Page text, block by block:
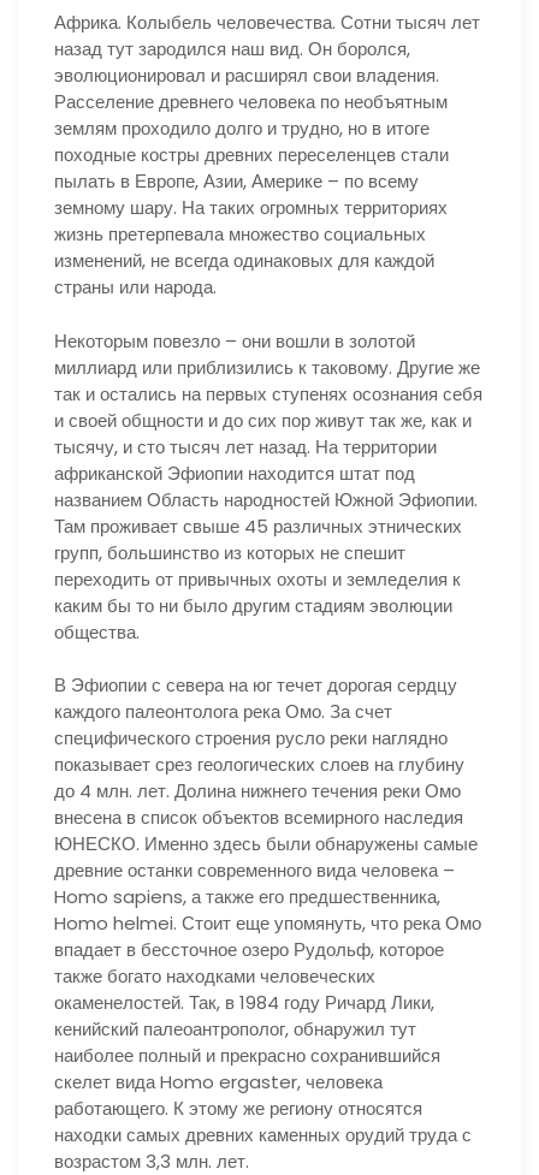
Африка. Колыбель человечества. Сотни тысяч лет
назад тут зародился наш вид. Он боролся,
эволюционировал и расширял свои владения.
Расселение древнего человека по необъятным
землям проходило долго и трудно, но в итоге
походные костры древних переселенцев стали
пылать в Европе, Азии, Америке – по всему
земному шару. На таких огромных территориях
жизнь претерпевала множество социальных
изменений, не всегда одинаковых для каждой
страны или народа.
Некоторым повезло – они вошли в золотой
миллиард или приблизились к таковому. Другие же
так и остались на первых ступенях осознания себя
и своей общности и до сих пор живут так же, как и
тысячу, и сто тысяч лет назад. На территории
африканской Эфиопии находится штат под
названием Область народностей Южной Эфиопии.
Там проживает свыше 45 различных этнических
групп, большинство из которых не спешит
переходить от привычных охоты и земледелия к
каким бы то ни было другим стадиям эволюции
общества.
В Эфиопии с севера на юг течет дорогая сердцу
каждого палеонтолога река Омо. За счет
специфического строения русло реки наглядно
показывает срез геологических слоев на глубину
до 4 млн. лет. Долина нижнего течения реки Омо
внесена в список объектов всемирного наследия
ЮНЕСКО. Именно здесь были обнаружены самые
древние останки современного вида человека –
Homo sapiens, а также его предшественника,
Homo helmei. Стоит еще упомянуть, что река Омо
впадает в бессточное озеро Рудольф, которое
также богато находками человеческих
окаменелостей. Так, в 1984 году Ричард Лики,
кенийский палеоантрополог, обнаружил тут
наиболее полный и прекрасно сохранившийся
скелет вида Homo ergaster, человека
работающего. К этому же региону относятся
находки самых древних каменных орудий труда с
возрастом 3,3 млн. лет.